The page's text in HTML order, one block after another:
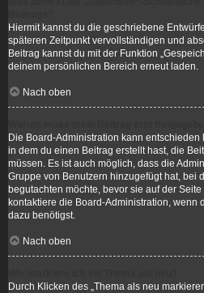
Hiermit kannst du die geschriebene
späteren Zeitpunkt vervollständigen und
Beitrag kannst du mit der Funktion
deinem persönlichen Bereich erneut laden.
Nach oben
Die Board-Administration kann entschieden
in dem du einen Beitrag erstellt hast, die
müssen. Es ist auch möglich, dass die
Gruppe von Benutzern hinzugefügt hat, bei
begutachten möchte, bevor sie auf der
kontaktiere die Board-Administration, wenn
dazu benötigst.
Nach oben
Durch Klicken des „Thema als neu